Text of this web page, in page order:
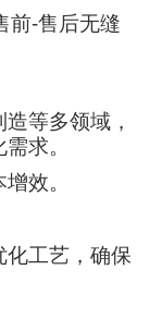
前-售后无缝
等多领域，
求。
效。
化工艺，确保